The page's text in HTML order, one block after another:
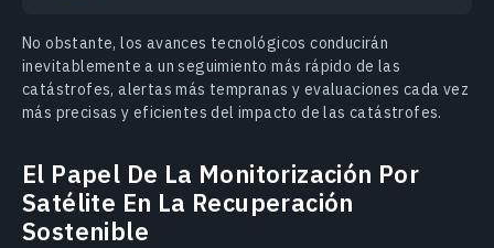
No obstante, los avances tecnológicos conducirán
inevitablemente a un seguimiento más rápido de las
catástrofes, alertas más tempranas y evaluaciones cada vez
más precisas y eficientes del impacto de las catástrofes.
El Papel De La Monitorización Por
Satélite En La Recuperación
Sostenible